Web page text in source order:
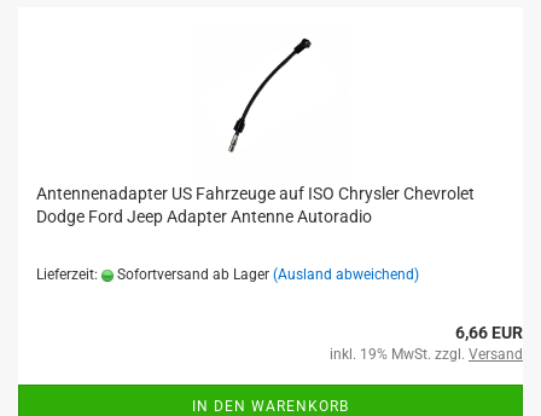
Antennenadapter US Fahrzeuge auf ISO Chrysler Chevrolet
Dodge Ford Jeep Adapter Antenne Autoradio
Lieferzeit: Sofortversand ab Lager (Ausland abweichend)
6,66 EUR
inkl. 19% MwSt. zzgl. Versand
IN DEN WARENKORB